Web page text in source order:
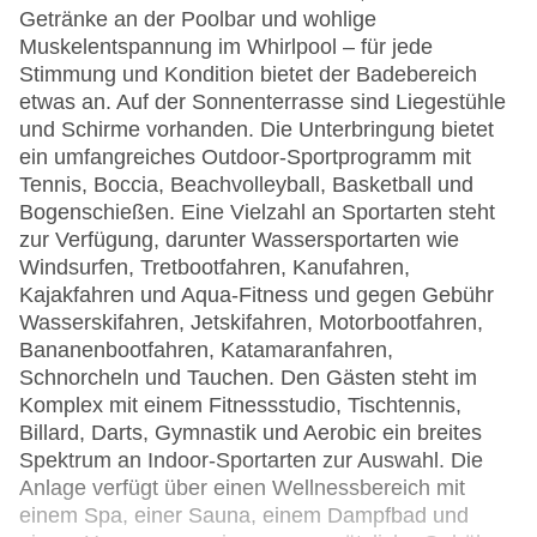
Getränke an der Poolbar und wohlige
Muskelentspannung im Whirlpool – für jede
Stimmung und Kondition bietet der Badebereich
etwas an. Auf der Sonnenterrasse sind Liegestühle
und Schirme vorhanden. Die Unterbringung bietet
ein umfangreiches Outdoor-Sportprogramm mit
Tennis, Boccia, Beachvolleyball, Basketball und
Bogenschießen. Eine Vielzahl an Sportarten steht
zur Verfügung, darunter Wassersportarten wie
Windsurfen, Tretbootfahren, Kanufahren,
Kajakfahren und Aqua-Fitness und gegen Gebühr
Wasserskifahren, Jetskifahren, Motorbootfahren,
Bananenbootfahren, Katamaranfahren,
Schnorcheln und Tauchen. Den Gästen steht im
Komplex mit einem Fitnessstudio, Tischtennis,
Billard, Darts, Gymnastik und Aerobic ein breites
Spektrum an Indoor-Sportarten zur Auswahl. Die
Anlage verfügt über einen Wellnessbereich mit
einem Spa, einer Sauna, einem Dampfbad und